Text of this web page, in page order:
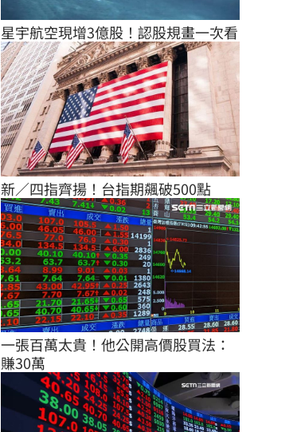
星宇航空現增3億股！認股規畫一次看
新／四指齊揚！台指期飆破500點
一張百萬太貴！他公開高價股買法：
賺30萬